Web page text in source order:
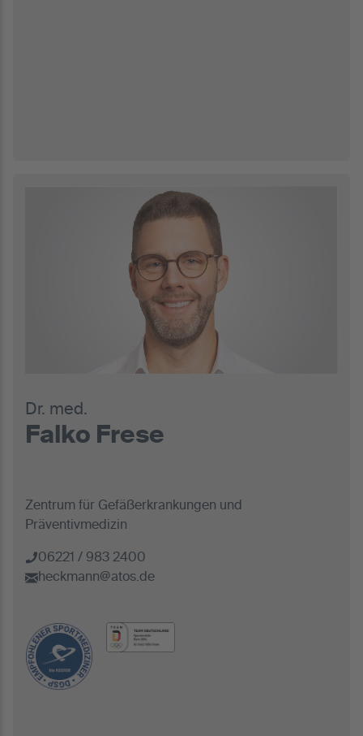
Dr. med.
Falko Frese
Zentrum für Gefäßerkrankungen und
Präventivmedizin
06221 / 983 2400
heckmann@atos.de